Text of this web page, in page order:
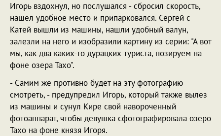
Игорь вздохнул, но послушался - сбросил скорость,
нашел удобное место и припарковался. Сергей с
Катей вышли из машины, нашли удобный валун,
залезли на него и изобразили картину из серии: "А вот
мы, как два каких-то дурацких туриста, позируем на
фоне озера Тахо".
- Самим же противно будет на эту фотографию
смотреть, - предупредил Игорь, который также вылез
из машины и сунул Кире свой навороченный
фотоаппарат, чтобы девушка сфотографировала озеро
Тахо на фоне князя Игоря.